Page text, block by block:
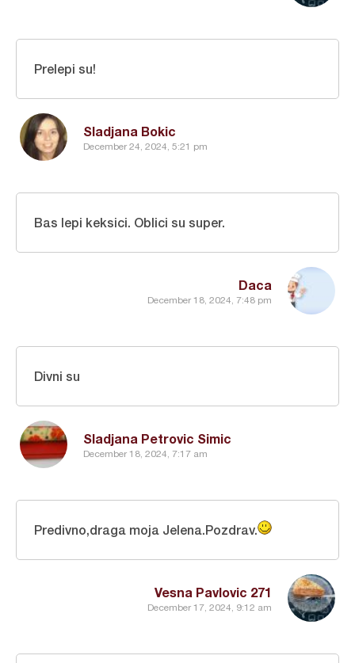
Sladjana Bokic
December 24, 2024, 5:21 pm
Prelepi su!
Daca
December 18, 2024, 7:48 pm
Bas lepi keksici. Oblici su super.
Sladjana Petrovic Simic
December 18, 2024, 7:17 am
Divni su
Vesna Pavlovic 271
December 17, 2024, 9:12 am
Predivno,draga moja Jelena.Pozdrav.